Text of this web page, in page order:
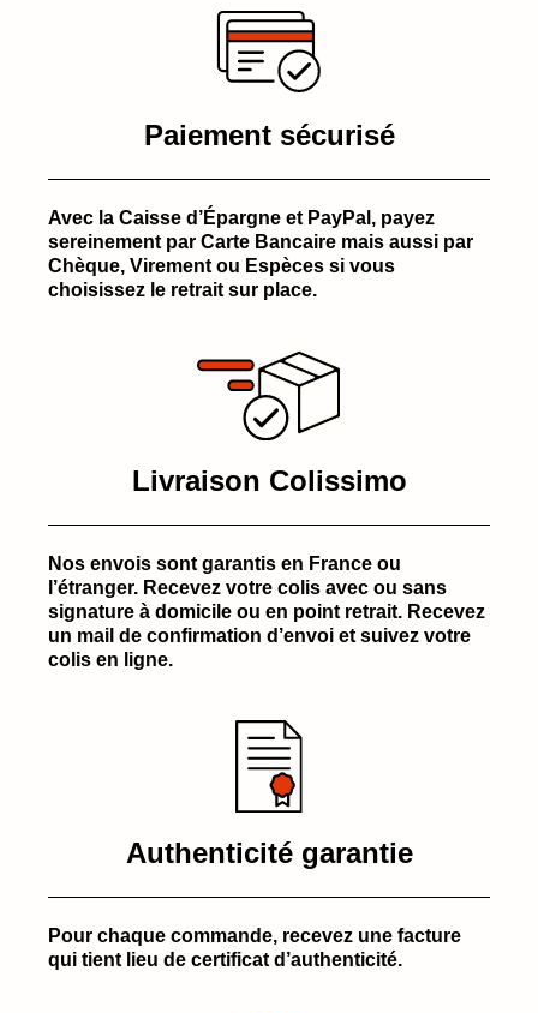
Paiement sécurisé
Avec la Caisse d’Épargne et PayPal, payez
sereinement par Carte Bancaire mais aussi par
Chèque, Virement ou Espèces si vous
choisissez le retrait sur place.
Livraison Colissimo
Nos envois sont garantis en France ou
l’étranger. Recevez votre colis avec ou sans
signature à domicile ou en point retrait. Recevez
un mail de confirmation d’envoi et suivez votre
colis en ligne.
Authenticité garantie
Pour chaque commande, recevez une facture
qui tient lieu de certificat d’authenticité.